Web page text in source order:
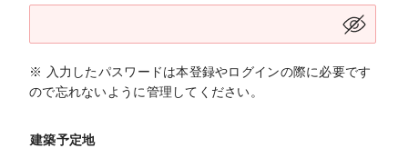
※ 入力したパスワードは本登録やログインの際に必要です
ので忘れないように管理してください。
建築予定地